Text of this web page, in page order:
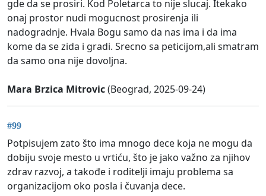
gde da se prosiri. Kod Poletarca to nije slucaj. Itekako
onaj prostor nudi mogucnost prosirenja ili
nadogradnje. Hvala Bogu samo da nas ima i da ima
kome da se zida i gradi. Srecno sa peticijom,ali smatram
da samo ona nije dovoljna.
Mara Brzica Mitrovic(Beograd, 2025-09-24)
#99
Potpisujem zato što ima mnogo dece koja ne mogu da
dobiju svoje mesto u vrtiću, što je jako važno za njihov
zdrav razvoj, a takođe i roditelji imaju problema sa
organizacijom oko posla i čuvanja dece.